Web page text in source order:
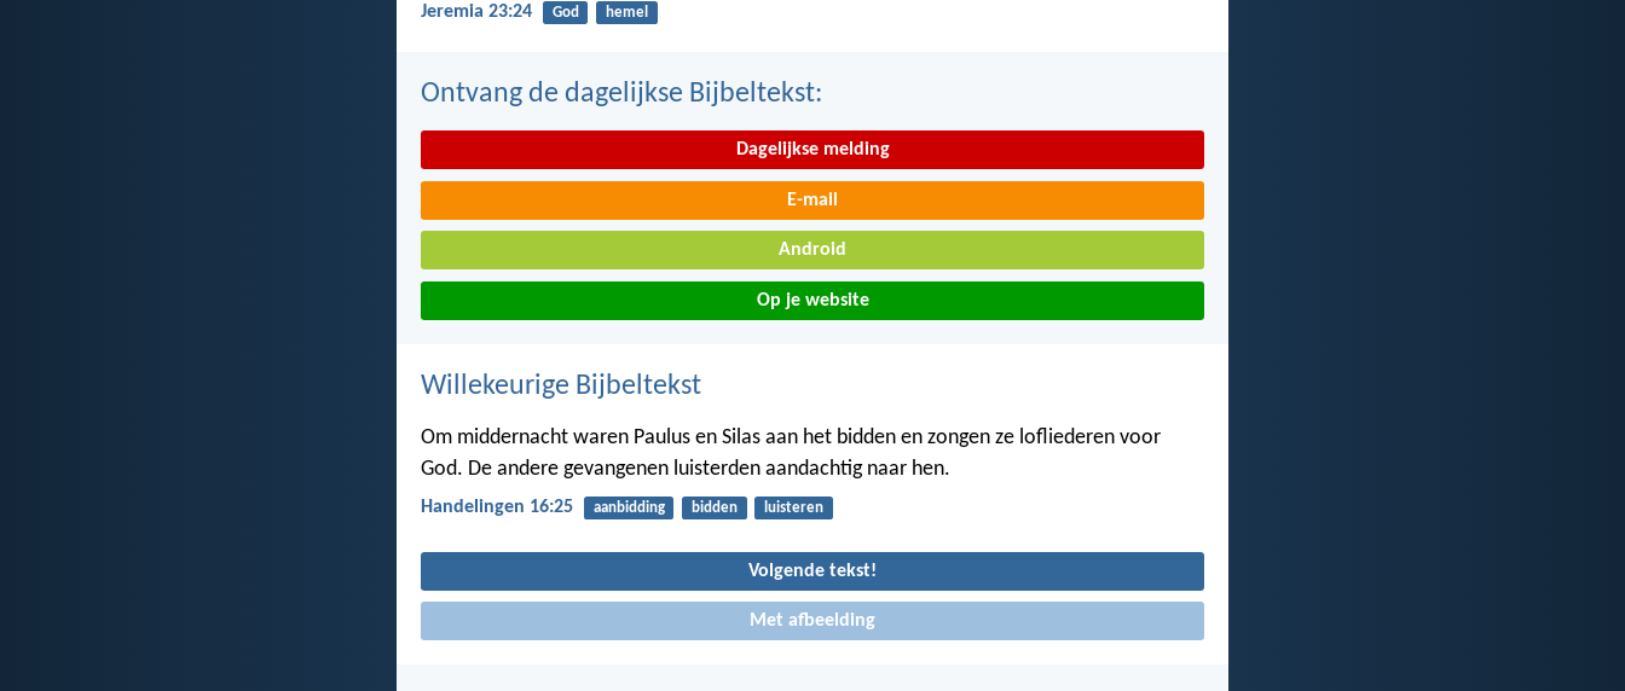
Jeremia 23:24 God hemel
Ontvang de dagelijkse Bijbeltekst:
Dagelijkse melding
E-mail
Android
Op je website
Willekeurige Bijbeltekst
Om middernacht waren Paulus en Silas aan het bidden en zongen ze lofliederen voor
God. De andere gevangenen luisterden aandachtig naar hen.
Handelingen 16:25 aanbidding bidden luisteren
Volgende tekst!
Met afbeelding